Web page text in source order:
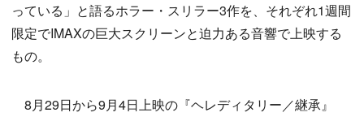
っている」と語るホラー・スリラー3作を、それぞれ1週間
限定でIMAXの巨大スクリーンと迫力ある音響で上映する
もの。
8月29日から9月4日上映の『ヘレディタリー／継承』